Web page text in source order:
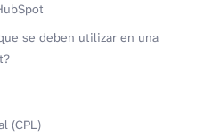
se deben utilizar en una
(CPL)